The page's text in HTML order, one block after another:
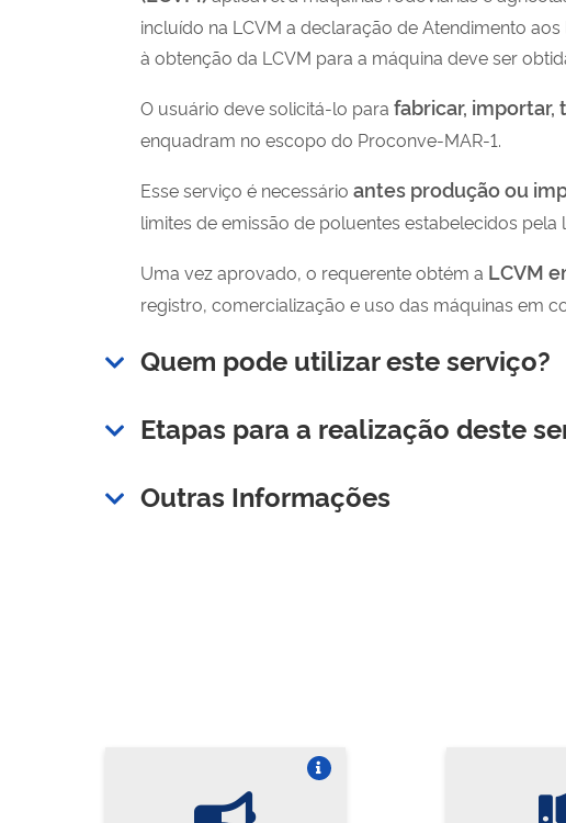
incluído na LCVM a declaração de Atendimento
à obtenção da LCVM para a máquina deve ser
O usuário deve solicitá-lo para fabricar, importar,
enquadram no escopo do Proconve-MAR-1.
Esse serviço é necessário antes produção ou
limites de emissão de poluentes estabelecidos pela
Uma vez aprovado, o requerente obtém a LCVM
registro, comercialização e uso das máquinas em
Quem pode utilizar este serviço?
Etapas para a realização deste
Outras Informações